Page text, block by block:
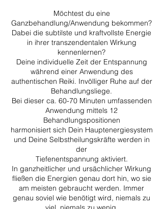
Möchtest du eine
Ganzbehandlung/Anwendung bekommen?
Dabei die subtilste und kraftvollste Energie
in ihrer transzendentalen Wirkung
kennenlernen?
Deine individuelle Zeit der Entspannung
während einer Anwendung des
authentischen Reiki. Invölliger Ruhe auf der
Behandlungsliege.
Bei dieser ca. 60-70 Minuten umfassenden
Anwendung mittels 12
Behandlungspositionen
harmonisiert sich Dein Hauptenergiesystem
und Deine Selbstheilungskräfte werden in
der
Tiefenentspannung aktiviert.
In ganzheitlicher und ursächlicher Wirkung
fließen die Energien genau dort hin, wo sie
am meisten gebraucht werden. Immer
genau soviel wie benötigt wird, niemals zu